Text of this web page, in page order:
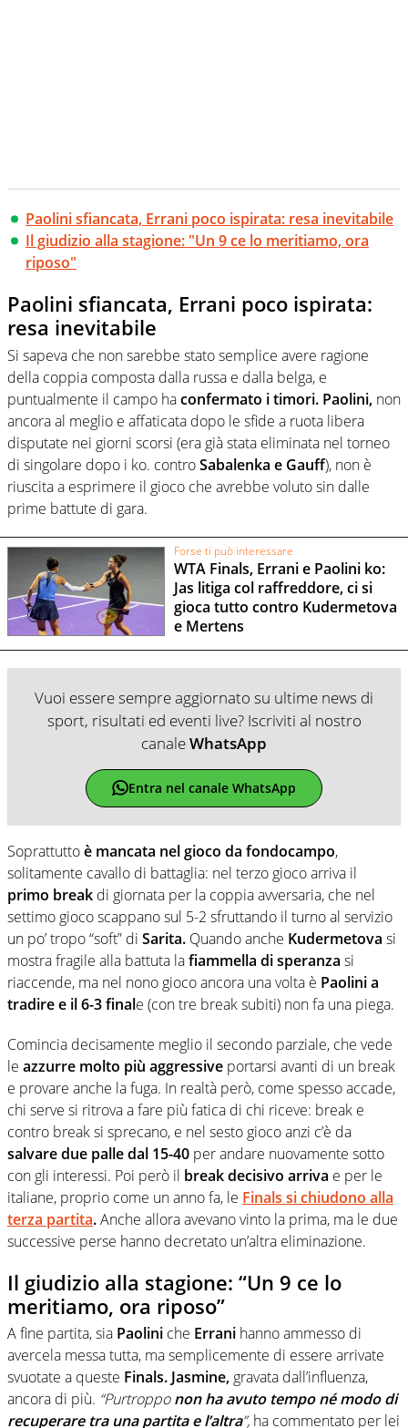
Paolini sfiancata, Errani poco ispirata: resa inevitabile
Il giudizio alla stagione: "Un 9 ce lo meritiamo, ora
riposo"
Paolini sfiancata, Errani poco ispirata:
resa inevitabile
Si sapeva che non sarebbe stato semplice avere ragione
della coppia composta dalla russa e dalla belga, e
puntualmente il campo haconfermato i timori. Paolini, non
ancora al meglio e affaticata dopo le sfide a ruota libera
disputate nei giorni scorsi (era già stata eliminata nel torneo
di singolare dopo i ko. controSabalenka e Gauff), non è
riuscita a esprimere il gioco che avrebbe voluto sin dalle
prime battute di gara.
Forse ti può interessare
WTA Finals, Errani e Paolini ko:
Jas litiga col raffreddore, ci si
gioca tutto contro Kudermetova
e Mertens
Vuoi essere sempre aggiornato su ultime news di
sport, risultati ed eventi live? Iscriviti al nostro
canaleWhatsApp
Entra nel canale WhatsApp
Soprattuttoè mancata nel gioco da fondocampo,
solitamente cavallo di battaglia: nel terzo gioco arriva il
primo break di giornata per la coppia avversaria, che nel
settimo gioco scappano sul 5-2 sfruttando il turno al servizio
un po’ tropo “soft” di Sarita. Quando anche Kudermetova si
mostra fragile alla battuta lafiammella di speranza si
riaccende, ma nel nono gioco ancora una volta è Paolini a
tradire e il 6-3 finale (con tre break subiti) non fa una piega.
Comincia decisamente meglio il secondo parziale, che vede
le azzurre molto più aggressive portarsi avanti di un break
e provare anche la fuga. In realtà però, come spesso accade,
chi serve si ritrova a fare più fatica di chi riceve: break e
contro break si sprecano, e nel sesto gioco anzi c’è da
salvare due palle dal 15-40 per andare nuovamente sotto
con gli interessi. Poi però il break decisivo arriva e per le
italiane, proprio come un anno fa, le Finals si chiudono alla
terza partita.Anche allora avevano vinto la prima, ma le due
successive perse hanno decretato un’altra eliminazione.
Il giudizio alla stagione: “Un 9 ce lo
meritiamo, ora riposo”
A fine partita, sia Paolini che Errani hanno ammesso di
avercela messa tutta, ma semplicemente di essere arrivate
svuotate a queste Finals. Jasmine, gravata dall’influenza,
ancora di più. “Purtropponon ha avuto tempo né modo di
recuperare tra una partita e l’altra”, ha commentato per lei